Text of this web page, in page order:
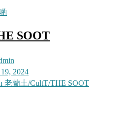
SOOT
2024
老蘭土/CultT/THE SOOT